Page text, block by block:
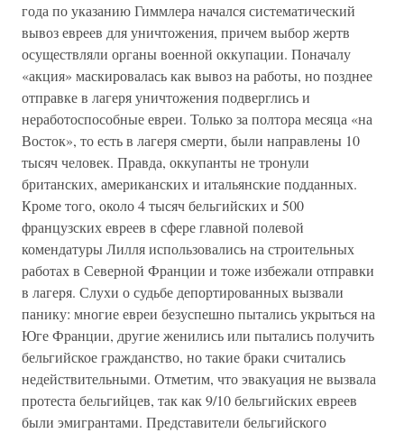
года по указанию Гиммлера начался систематический
вывоз евреев для уничтожения, причем выбор жертв
осуществляли органы военной оккупации. Поначалу
«акция» маскировалась как вывоз на работы, но позднее
отправке в лагеря уничтожения подверглись и
неработоспособные евреи. Только за полтора месяца «на
Восток», то есть в лагеря смерти, были направлены 10
тысяч человек. Правда, оккупанты не тронули
британских, американских и итальянские подданных.
Кроме того, около 4 тысяч бельгийских и 500
французских евреев в сфере главной полевой
комендатуры Лилля использовались на строительных
работах в Северной Франции и тоже избежали отправки
в лагеря. Слухи о судьбе депортированных вызвали
панику: многие евреи безуспешно пытались укрыться на
Юге Франции, другие женились или пытались получить
бельгийское гражданство, но такие браки считались
недействительными. Отметим, что эвакуация не вызвала
протеста бельгийцев, так как 9/10 бельгийских евреев
были эмигрантами. Представители бельгийского